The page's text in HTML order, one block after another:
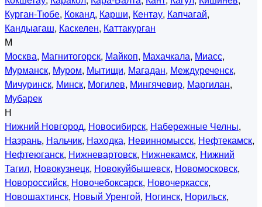
Курган-Тюбе, Коканд, Карши, Кентау, Капчагай,
Кандыагаш, Каскелен, Каттакурган
М
Москва, Магнитогорск, Майкоп, Махачкала, Миасс,
Мурманск, Муром, Мытищи, Магадан, Междуреченск,
Мичуринск, Минск, Могилев, Мингячевир, Маргилан,
Мубарек
Н
Нижний Новгород, Новосибирск, Набережные Челны,
Назрань, Нальчик, Находка, Невинномысск, Нефтекамск,
Нефтеюганск, Нижневартовск, Нижнекамск, Нижний
Тагил, Новокузнецк, Новокуйбышевск, Новомосковск,
Новороссийск, Новочебоксарск, Новочеркасск,
Новошахтинск, Новый Уренгой, Ногинск, Норильск,